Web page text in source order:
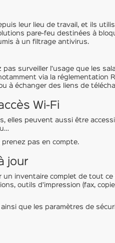
leur lieu de travail, et ils
pare-feu destinées à
à un filtrage antivirus.
surveiller l’usage que les
via la réglementation
à échanger des liens de
Wi-Fi
elles peuvent aussi être
pas en compte.
jour
inventaire complet de tout
outils d’impression (fax,
que les paramètres de